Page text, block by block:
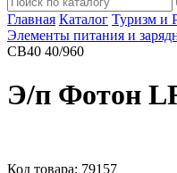
Главная Каталог Туризм и
Элементы питания и
СВ40 40/960
Э/п Фотон
Код товара: 79157